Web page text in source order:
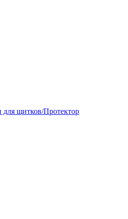
щитков/Протектор